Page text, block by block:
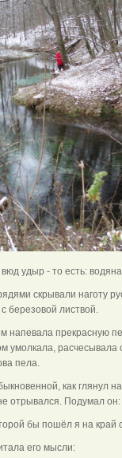
удыр - то есть:
скрывали наготу
березовой листвой.
напевала прекрасную
умолкала, расчесывала
пела.
как глянул
отрывался. Подумал он:
бы пошёл я на край
его мысли: